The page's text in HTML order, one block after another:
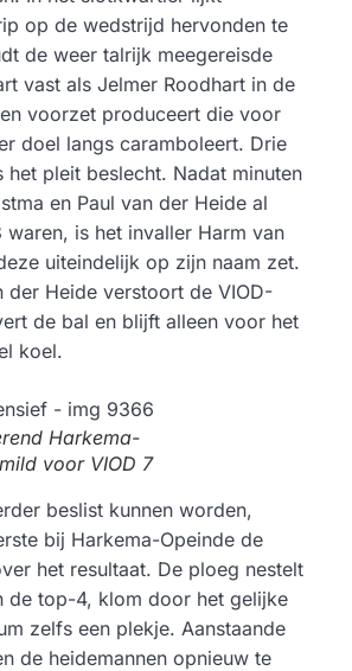
op de wedstrijd hervonden te
de weer talrijk meegereisde
vast als Jelmer Roodhart in de
voorzet produceert die voor
doel langs caramboleert. Drie
het pleit beslecht. Nadat minuten
en Paul van der Heide al
is het invaller Harm van
uiteindelijk op zijn naam zet.
der Heide verstoort de VIOD-
de bal en blijft alleen voor het
koel.
Harkema-
voor VIOD 7
beslist kunnen worden,
bij Harkema-Opeinde de
het resultaat. De ploeg nestelt
de top-4, klom door het gelijke
zelfs een plekje. Aanstaande
de heidemannen opnieuw te